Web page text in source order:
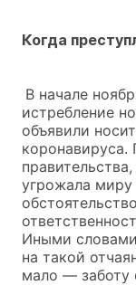
Когда
В начале
истребление
объявили
коронавируса.
угрожала
Иными
на такой
мало — заботу